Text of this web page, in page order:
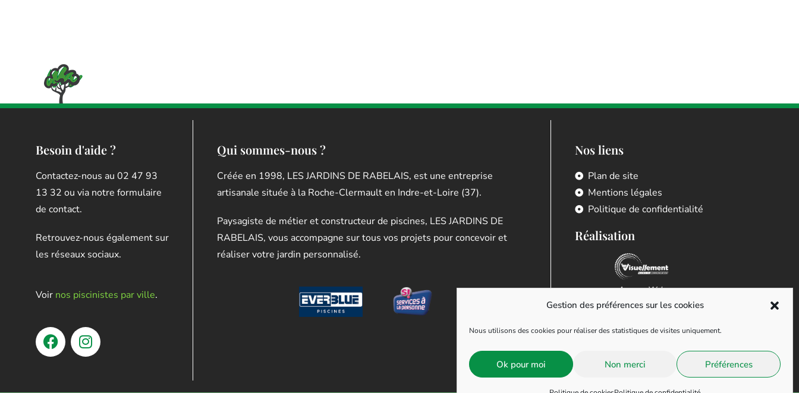
Gestion des préférences sur les cookies
Nous utilisons des cookies pour réaliser des statistiques de visites uniquement.
Ok pour moi Non merci Préférences
Besoin d'aide ?
Contactez-nous au 02 47 93
13 32 ou via notre formulaire
de contact.
Retrouvez-nous également sur
les réseaux sociaux.
Voir nos piscinistes par ville.
Qui sommes-nous ?
Créée en 1998, LES JARDINS DE RABELAIS, est une entreprise
artisanale située à la Roche-Clermault en Indre-et-Loire (37).
Paysagiste de métier et constructeur de piscines, LES JARDINS DE
RABELAIS, vous accompagne sur tous vos projets pour concevoir et
réaliser votre jardin personnalisé.
Nos liens
Plan de site
Mentions légales
Politique de confidentialité
Réalisation
Agence Web